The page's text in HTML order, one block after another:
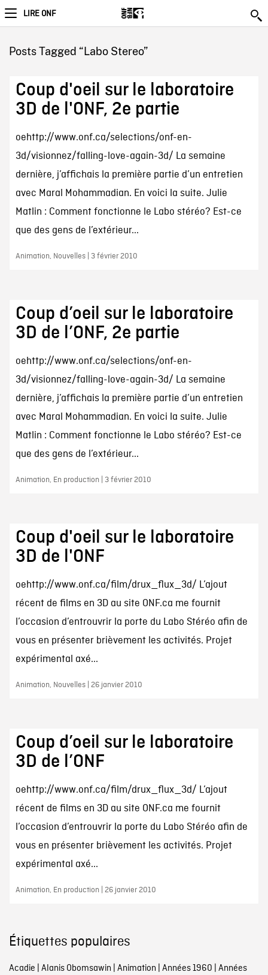
LIRE ONF
Posts Tagged “Labo Stereo”
Coup d'oeil sur le laboratoire
3D de l'ONF, 2e partie
oehttp://www.onf.ca/selections/onf-en-
3d/visionnez/falling-love-again-3d/ La semaine
dernière, j’affichais la première partie d’un entretien
avec Maral Mohammadian. En voici la suite. Julie
Matlin : Comment fonctionne le Labo stéréo? Est-ce
que des gens de l’extérieur...
Animation, Nouvelles | 3 février 2010
Coup d’oeil sur le laboratoire
3D de l’ONF, 2e partie
oehttp://www.onf.ca/selections/onf-en-
3d/visionnez/falling-love-again-3d/ La semaine
dernière, j’affichais la première partie d’un entretien
avec Maral Mohammadian. En voici la suite. Julie
Matlin : Comment fonctionne le Labo stéréo? Est-ce
que des gens de l’extérieur...
Animation, En production | 3 février 2010
Coup d'oeil sur le laboratoire
3D de l'ONF
oehttp://www.onf.ca/film/drux_flux_3d/ L’ajout
récent de films en 3D au site ONF.ca me fournit
l’occasion d’entrouvrir la porte du Labo Stéréo afin de
vous en présenter brièvement les activités. Projet
expérimental axé...
Animation, Nouvelles | 26 janvier 2010
Coup d’oeil sur le laboratoire
3D de l’ONF
oehttp://www.onf.ca/film/drux_flux_3d/ L’ajout
récent de films en 3D au site ONF.ca me fournit
l’occasion d’entrouvrir la porte du Labo Stéréo afin de
vous en présenter brièvement les activités. Projet
expérimental axé...
Animation, En production | 26 janvier 2010
Étiquettes populaires
Acadie | Alanis Obomsawin | Animation | Années 1960 | Années